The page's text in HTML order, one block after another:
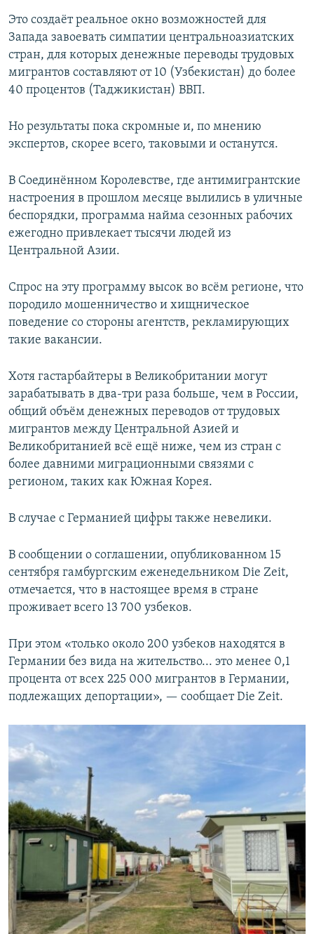
Это создаёт реальное окно возможностей для
Запада завоевать симпатии центральноазиатских
стран, для которых денежные переводы трудовых
мигрантов составляют от 10 (Узбекистан) до более
40 процентов (Таджикистан) ВВП.
Но результаты пока скромные и, по мнению
экспертов, скорее всего, таковыми и останутся.
В Соединённом Королевстве, где антимигрантские
настроения в прошлом месяце вылились в уличные
беспорядки, программа найма сезонных рабочих
ежегодно привлекает тысячи людей из
Центральной Азии.
Спрос на эту программу высок во всём регионе, что
породило мошенничество и хищническое
поведение со стороны агентств, рекламирующих
такие вакансии.
Хотя гастарбайтеры в Великобритании могут
зарабатывать в два-три раза больше, чем в России,
общий объём денежных переводов от трудовых
мигрантов между Центральной Азией и
Великобританией всё ещё ниже, чем из стран с
более давними миграционными связями с
регионом, таких как Южная Корея.
В случае с Германией цифры также невелики.
В сообщении о соглашении, опубликованном 15
сентября гамбургским еженедельником Die Zeit,
отмечается, что в настоящее время в стране
проживает всего 13 700 узбеков.
При этом «только около 200 узбеков находятся в
Германии без вида на жительство... это менее 0,1
процента от всех 225 000 мигрантов в Германии,
подлежащих депортации», — сообщает Die Zeit.